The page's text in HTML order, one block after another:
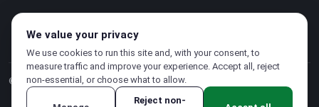
© 2026 CloudSigma Holding AG.모든 권리 보유
We value your privacy
We use cookies to run this site and, with your consent, to
measure traffic and improve your experience. Accept all, reject
non-essential, or choose what to allow.
Reject non-